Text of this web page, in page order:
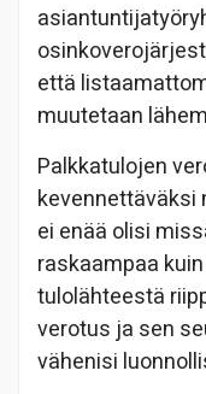
että
muutetaan
Palkkatulojen
kevennettäväksi
ei enää olisi
raskaampaa
tulolähteestä
verotus ja sen
vähenisi